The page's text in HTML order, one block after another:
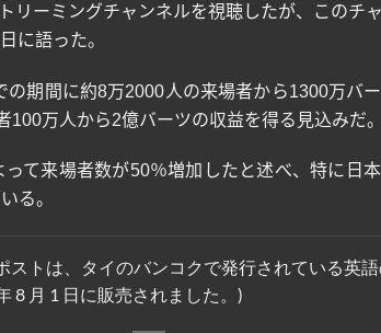
リーミングチャンネルを視聴したが、このチ
に語った。
の期間に約8万2000人の来場者から1300万バ
100万人から2億バーツの収益を得る見込みだ。
て来場者数が50％増加したと述べ、特に日
る。
ストは、タイのバンコクで発行されている英
8 月 1 日に販売されました。)